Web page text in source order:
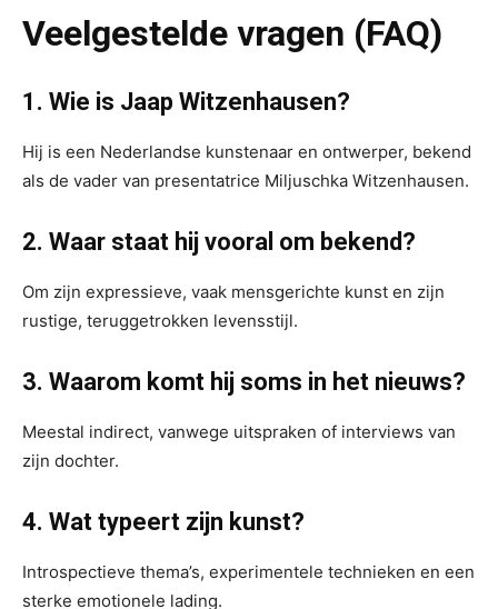
Veelgestelde vragen (FAQ)
1. Wie is Jaap Witzenhausen?
Hij is een Nederlandse kunstenaar en ontwerper, bekend
als de vader van presentatrice Miljuschka Witzenhausen.
2. Waar staat hij vooral om bekend?
Om zijn expressieve, vaak mensgerichte kunst en zijn
rustige, teruggetrokken levensstijl.
3. Waarom komt hij soms in het nieuws?
Meestal indirect, vanwege uitspraken of interviews van
zijn dochter.
4. Wat typeert zijn kunst?
Introspectieve thema’s, experimentele technieken en een
sterke emotionele lading.